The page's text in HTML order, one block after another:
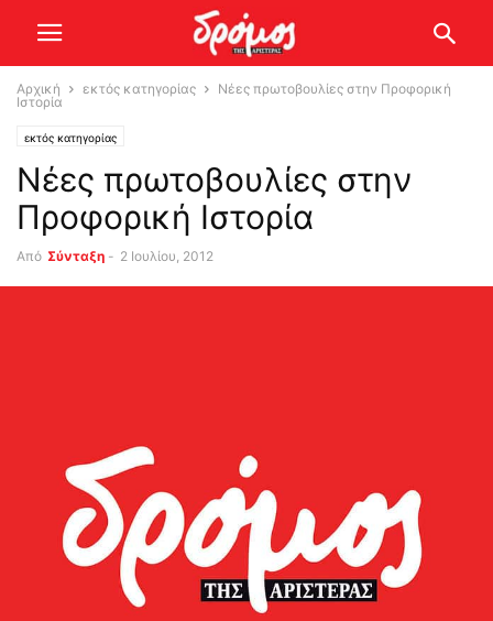
Αρχική εκτός κατηγορίας
Νέες πρωτοβουλίες στην Προφορική
Ιστορία
εκτός κατηγορίας
Νέες πρωτοβουλίες στην
Προφορική Ιστορία
Από Σύνταξη - 2 Ιουλίου, 2012